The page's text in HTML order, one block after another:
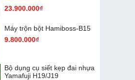
23.900.000₫
Máy trộn bột Hamiboss-B15
9.800.000₫
Bộ dụng cụ siết kẹp đai nhựa
Yamafuji H19/J19